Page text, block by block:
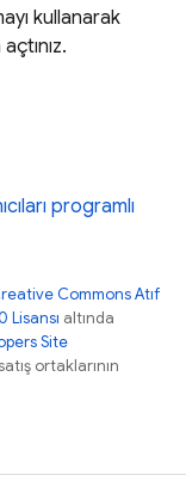
kullanarak
programlı
Commons Atıf
Lisansı altında
Site
ortaklarının